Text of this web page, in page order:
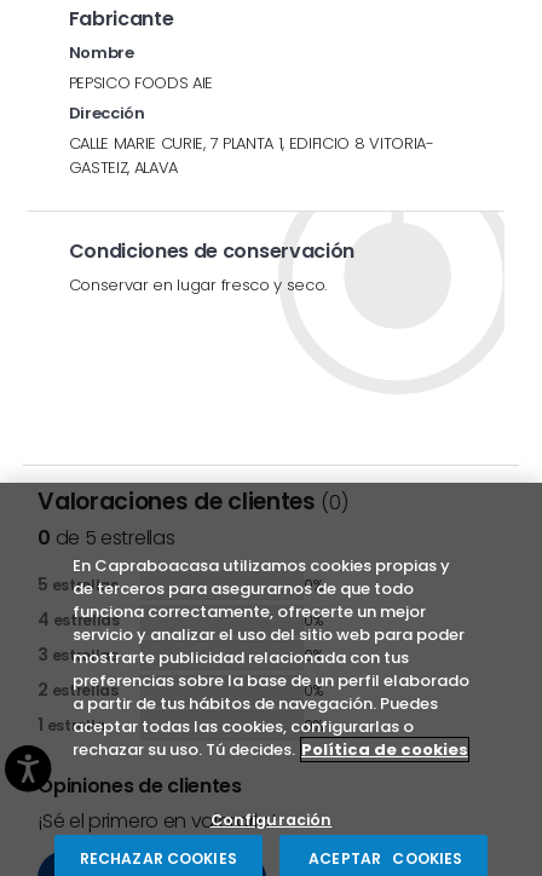
Fabricante
Nombre
PEPSICO FOODS AIE
Dirección
CALLE MARIE CURIE, 7 PLANTA 1, EDIFICIO 8 VITORIA-
GASTEIZ, ALAVA
Condiciones de conservación
Conservar en lugar fresco y seco.
Valoraciones de clientes (0)
0 de 5 estrellas
5 estrellas 0%
4 estrellas 0%
3 estrellas 0%
2 estrellas 0%
1 estrella 0%
Opiniones de clientes
¡Sé el primero en valorarlo!
En Capraboacasa utilizamos cookies propias y
de terceros para asegurarnos de que todo
funciona correctamente, ofrecerte un mejor
servicio y analizar el uso del sitio web para poder
mostrarte publicidad relacionada con tus
preferencias sobre la base de un perfil elaborado
a partir de tus hábitos de navegación. Puedes
aceptar todas las cookies, configurarlas o
rechazar su uso. Tú decides. Política de cookies
Configuración
RECHAZAR COOKIES
ACEPTAR COOKIES